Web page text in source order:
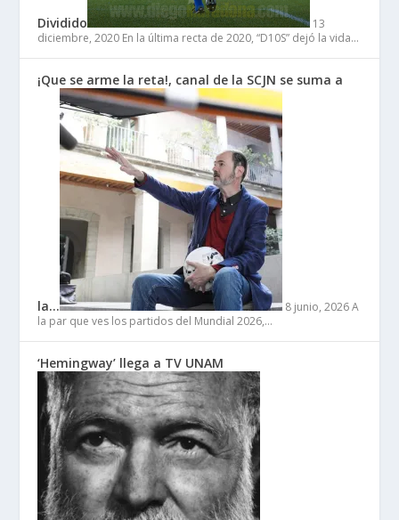
Dividido
13
diciembre, 2020 En la última recta de 2020, “D10S” dejó la vida…
¡Que se arme la reta!, canal de la SCJN se suma a
la… 8 junio, 2026 A
la par que ves los partidos del Mundial 2026,…
‘Hemingway’ llega a TV UNAM